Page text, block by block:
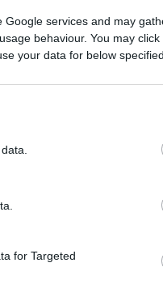
services and may
behaviour. You may
your data for below
for Targeted
του ζήτησαν να
στηβόρεια
Πεκέρ, μερικά
Ιδρυτής